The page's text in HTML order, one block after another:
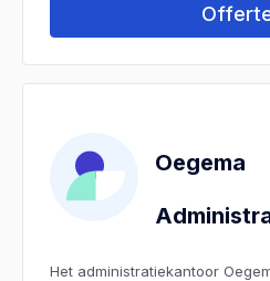
Oegema
Het administratiekantoor